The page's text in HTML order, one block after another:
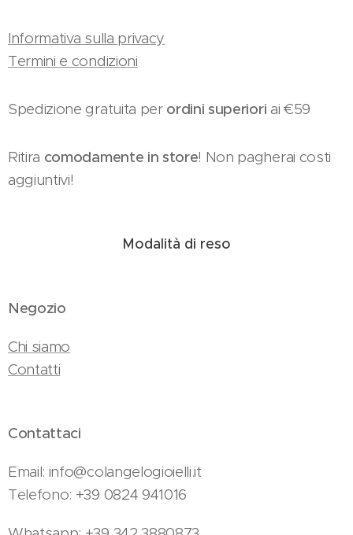
Informativa sulla privacy
Termini e condizioni
Spedizione gratuita perordini superiori ai €59
Ritira comodamente in store! Non pagherai costi
aggiuntivi!
Modalità di reso
Negozio
Chi siamo
Contatti
Contattaci
Email: info@colangelogioielli.it
Telefono: +39 0824 941016